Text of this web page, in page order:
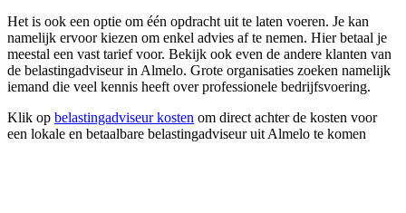
Het is ook een optie om één opdracht uit te laten voeren. Je kan
namelijk ervoor kiezen om enkel advies af te nemen. Hier betaal je
meestal een vast tarief voor. Bekijk ook even de andere klanten van
de belastingadviseur in Almelo. Grote organisaties zoeken namelijk
iemand die veel kennis heeft over professionele bedrijfsvoering.
Klik op belastingadviseur kosten om direct achter de kosten voor
een lokale en betaalbare belastingadviseur uit Almelo te komen